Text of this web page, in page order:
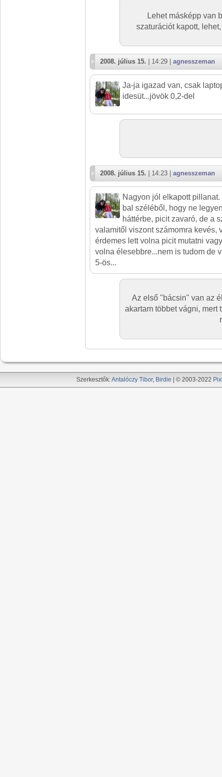
Lehet másképp van
szaturációt kapott,
2008. július 15. | 14:29 | agnesszeman
Ja-ja igazad van, csak
idesüt...jövök 0,2-del
2008. július 15. | 14:23 | agnesszeman
Nagyon jól elkapott
bal széléből, hogy ne
háttérbe, picit zavaró, de a
valamitől viszont számomra kevés,
érdemes lett volna picit mutatni
volna élesebbre...nem is tudom de
5-ös...
Az első "bácsin" van az
akartam többet vágni, mert
Szerkesztők:Antalóczy Tibor, Birdie | © 2003-2022